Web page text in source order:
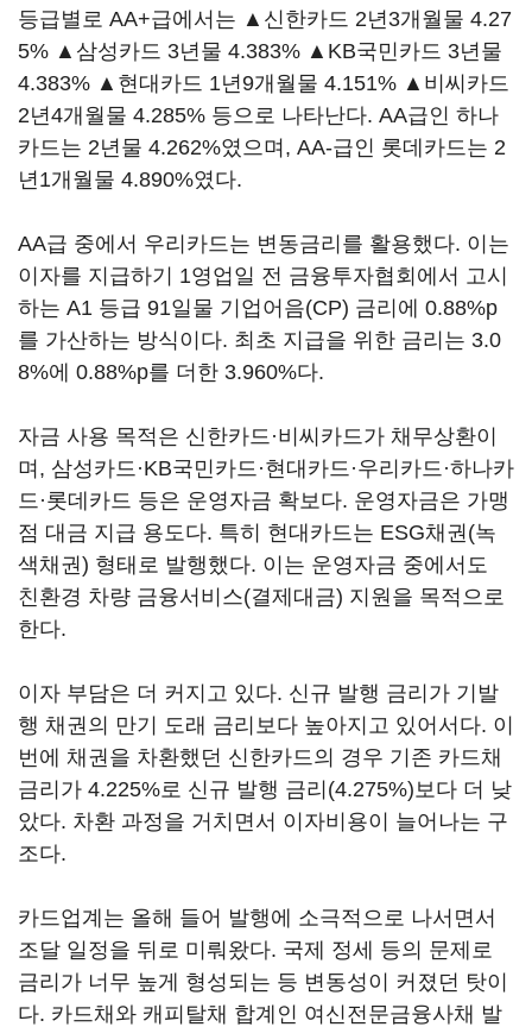
등급별로 AA+급에서는 ▲신한카드 2년3개월물 4.27
5% ▲삼성카드 3년물 4.383% ▲KB국민카드 3년물
4.383% ▲현대카드 1년9개월물 4.151% ▲비씨카드
2년4개월물 4.285% 등으로 나타난다. AA급인 하나
카드는 2년물 4.262%였으며, AA-급인 롯데카드는 2
년1개월물 4.890%였다.
AA급 중에서 우리카드는 변동금리를 활용했다. 이는
이자를 지급하기 1영업일 전 금융투자협회에서 고시
하는 A1 등급 91일물 기업어음(CP) 금리에 0.88%p
를 가산하는 방식이다. 최초 지급을 위한 금리는 3.0
8%에 0.88%p를 더한 3.960%다.
자금 사용 목적은 신한카드·비씨카드가 채무상환이
며, 삼성카드·KB국민카드·현대카드·우리카드·하나카
드·롯데카드 등은 운영자금 확보다. 운영자금은 가맹
점 대금 지급 용도다. 특히 현대카드는 ESG채권(녹
색채권) 형태로 발행했다. 이는 운영자금 중에서도
친환경 차량 금융서비스(결제대금) 지원을 목적으로
한다.
이자 부담은 더 커지고 있다. 신규 발행 금리가 기발
행 채권의 만기 도래 금리보다 높아지고 있어서다. 이
번에 채권을 차환했던 신한카드의 경우 기존 카드채
금리가 4.225%로 신규 발행 금리(4.275%)보다 더 낮
았다. 차환 과정을 거치면서 이자비용이 늘어나는 구
조다.
카드업계는 올해 들어 발행에 소극적으로 나서면서
조달 일정을 뒤로 미뤄왔다. 국제 정세 등의 문제로
금리가 너무 높게 형성되는 등 변동성이 커졌던 탓이
다. 카드채와 캐피탈채 합계인 여신전문금융사채 발